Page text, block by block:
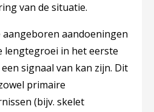
van de situatie.
aangeboren aandoeningen
lengtegroei in het eerste
signaal van kan zijn. Dit
primaire
(bijv. skelet